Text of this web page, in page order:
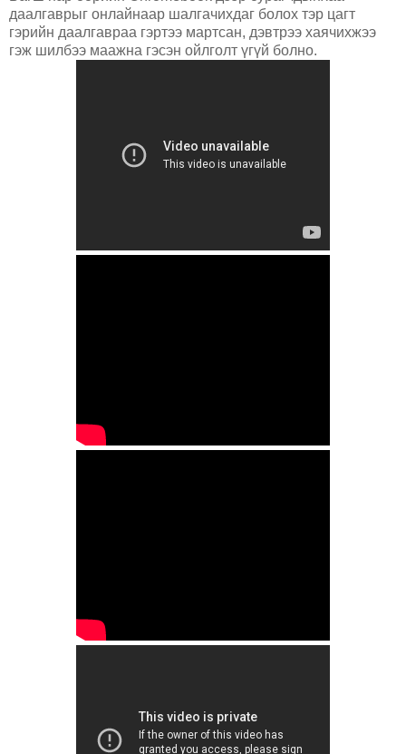
даалгаврыг онлайнаар шалгачихдаг болох тэр цагт
гэрийн даалгавраа гэртээ мартсан, дэвтрээ хаячихжээ
гэж шилбээ маажна гэсэн ойлголт үгүй болно.